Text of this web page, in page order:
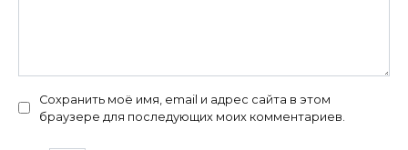
Сохранить моё имя, email и адрес сайта в этом
браузере для последующих моих комментариев.